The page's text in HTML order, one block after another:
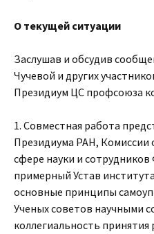
О текущей ситуации
Заслушав и обсудив
Чучевой и других
Президиум ЦС профсоюза
1. Совместная работа
Президиума РАН, Комиссии
сфере науки и
примерный Устав
основные принципы
Ученых советов научными
коллегиальность